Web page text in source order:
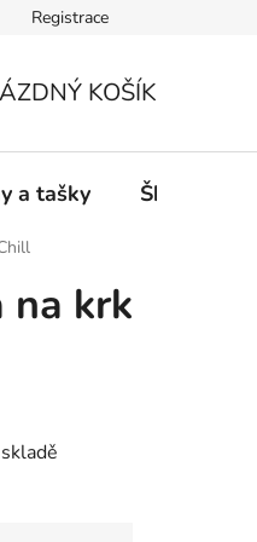
Registrace
KOŠÍK
a tašky Školní sety
na krk